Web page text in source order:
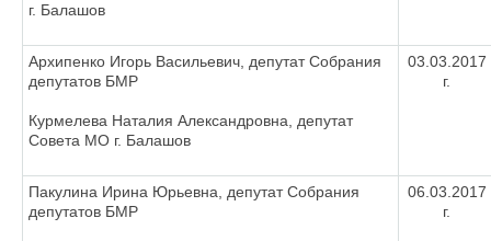
г. Балашов
Архипенко Игорь Васильевич, депутат Собрания
депутатов БМР
Курмелева Наталия Александровна, депутат
Совета МО г. Балашов
03.03.2017
г.
Пакулина Ирина Юрьевна, депутат Собрания
депутатов БМР
06.03.2017
г.